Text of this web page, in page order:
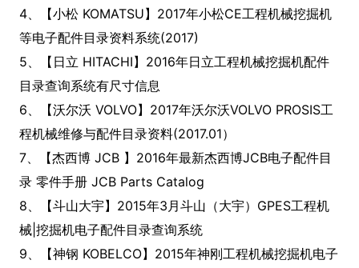
4、【小松 KOMATSU】2017年小松CE工程机械挖掘机
等电子配件目录资料系统(2017)
5、【日立 HITACHI】2016年日立工程机械挖掘机配件
目录查询系统有尺寸信息
6、【沃尔沃 VOLVO】2017年沃尔沃VOLVO PROSIS工
程机械维修与配件目录资料(2017.01）
7、【杰西博 JCB 】2016年最新杰西博JCB电子配件目
录 零件手册 JCB Parts Catalog
8、【斗山大宇】2015年3月斗山（大宇）GPES工程机
械|挖掘机电子配件目录查询系统
9、【神钢 KOBELCO】2015年神刚工程机械挖掘机电子